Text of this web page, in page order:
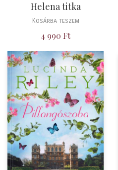
Helena titka
Kosárba teszem
4 990 Ft